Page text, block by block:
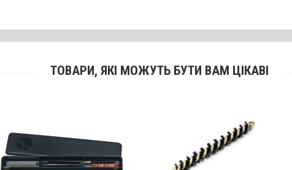
ТОВАРИ, ЯКІ МОЖУТЬ БУТИ ВАМ ЦІКАВІ